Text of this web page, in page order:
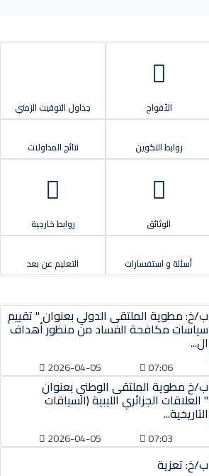
الأفواج جداول التوقيت الزمني
روابط التكوين نتائج المداولات
الوثائق روابط خارجية
أسئلة و استفسارات التعليم عن بعد
ب/خ: مطوية الملتقى الدولي بعنوان " تقييم
سياسات مكافحة الفساد من منظور أهداف
ال...
07:06
2026-04-05
ب/خ مطوية الملتقى الوطني بعنوان
" العلاقات الجزائري الليبية (السياقات
التاريخية...
07:03
2026-04-05
ب/خ: تعزية